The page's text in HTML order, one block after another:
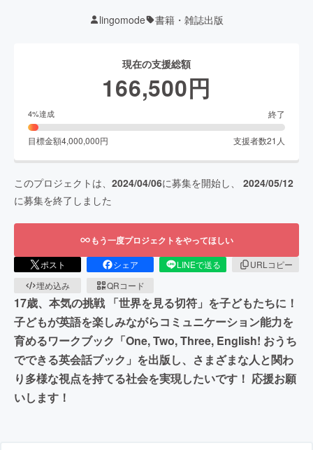
lingomode 書籍・雑誌出版
現在の支援総額
166,500円
4%達成 終了
目標金額4,000,000円 支援者数21 人
このプロジェクトは、 2024/04/06に募集を開始し、 2024/05/12
に募集を終了しました
もう一度プロジェクトをやってほしい
ポスト シェア LINEで送る
URLコピー
埋め込み
QRコード
17歳、本気の挑戦 「世界を見る切符」を子どもたちに！
子どもが英語を楽しみながらコミュニケーション能力を
育めるワークブック「One, Two, Three, English! おうち
でできる英会話ブック」を出版し、さまざまな人と関わ
り多様な視点を持てる社会を実現したいです！ 応援お願
いします！